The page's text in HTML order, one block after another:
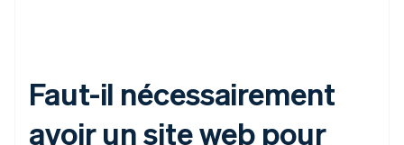
Faut-il nécessairement
avoir un site web pour